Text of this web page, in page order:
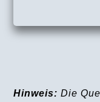
Hinweis: Die